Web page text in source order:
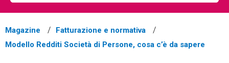
Magazine
Fatturazione e normativa
Modello Redditi Società di Persone, cosa c’è da sapere